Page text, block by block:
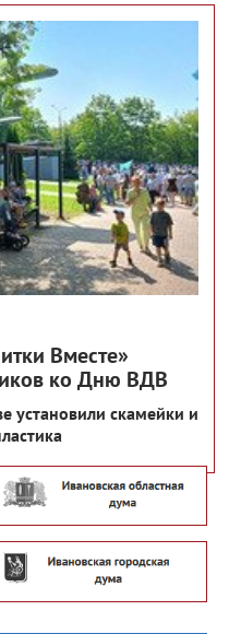
Вместе»
ко Дню ВДВ
установили скамейки и